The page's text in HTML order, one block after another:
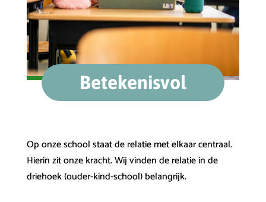
Betekenisvol
Op onze school staat de relatie met elkaar centraal.
Hierin zit onze kracht. Wij vinden de relatie in de
driehoek (ouder-kind-school) belangrijk.